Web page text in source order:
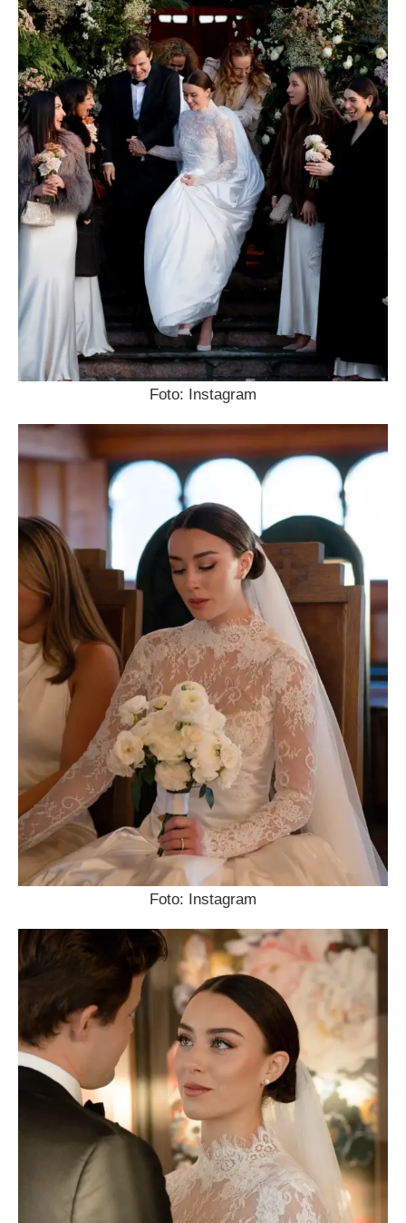
Foto: Instagram
Foto: Instagram